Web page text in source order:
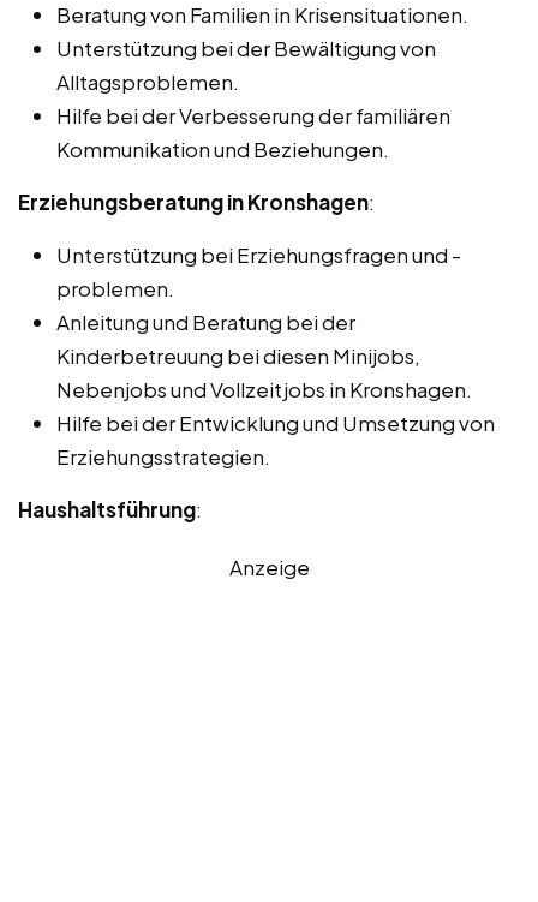
Beratung von Familien in Krisensituationen.
Unterstützung bei der Bewältigung von
Alltagsproblemen.
Hilfe bei der Verbesserung der familiären
Kommunikation und Beziehungen.
Erziehungsberatung in Kronshagen:
Unterstützung bei Erziehungsfragen und -
problemen.
Anleitung und Beratung bei der
Kinderbetreuung bei diesen Minijobs,
Nebenjobs und Vollzeitjobs in Kronshagen.
Hilfe bei der Entwicklung und Umsetzung von
Erziehungsstrategien.
Haushaltsführung:
Anzeige